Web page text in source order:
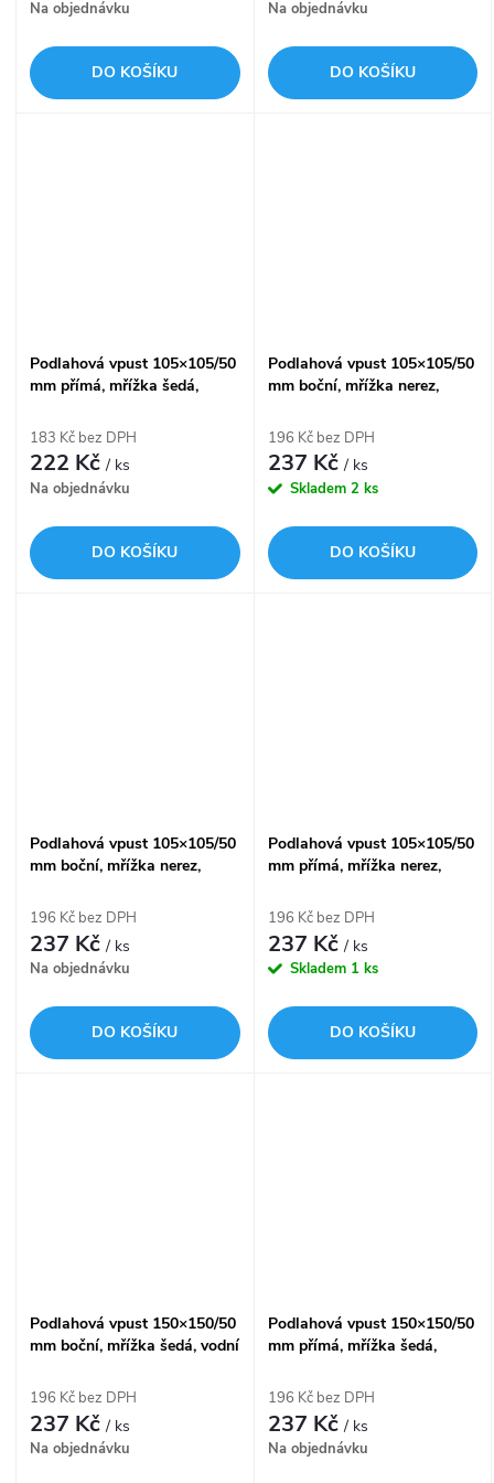
Na objednávku
DO KOŠÍKU
Na objednávku
DO KOŠÍKU
Podlahová vpust 105×105/50
mm přímá, mřížka šedá,
APV6111
183 Kč bez DPH
222 Kč/ ks
Na objednávku
DO KOŠÍKU
Podlahová vpust 105×105/50
mm boční, mřížka nerez,
APV1
196 Kč bez DPH
237 Kč/ ks
Skladem 2 ks
DO KOŠÍKU
Podlahová vpust 105×105/50
mm boční, mřížka nerez,
APV26
196 Kč bez DPH
237 Kč/ ks
Na objednávku
DO KOŠÍKU
Podlahová vpust 105×105/50
mm přímá, mřížka nerez,
APV2
196 Kč bez DPH
237 Kč/ ks
Skladem 1 ks
DO KOŠÍKU
Podlahová vpust 150×150/50
mm boční, mřížka šedá, vodní
196 Kč bez DPH
237 Kč/ ks
Na objednávku
Podlahová vpust 150×150/50
mm přímá, mřížka šedá,
APV6211
196 Kč bez DPH
237 Kč/ ks
Na objednávku